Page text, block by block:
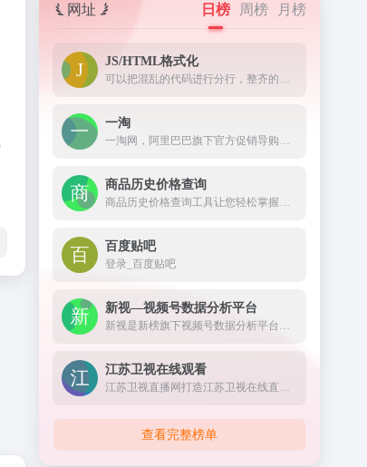
网址 日榜 周榜 月榜
JS/HTML格式化
可以把混乱的代码进行分行，整齐的显示出来。
一淘
一淘网，阿里巴巴旗下官方促销导购平台，通过超高返利、大额红包、超值优惠券等丰富的利益点，为用户提供高性价比的品牌好货，是必不可少的网购省钱利器。
商品历史价格查询
商品历史价格查询工具让您轻松掌握商品的历史价格趋势，辨别商品真假促销，支持淘宝历史价格查询、天猫历史价格查询、京东历史价格查询等，是一款不可多得的购物神器。
百度贴吧
登录_百度贴吧
新视—视频号数据分析平台
新视是新榜旗下视频号数据分析平台，对外发布公众权威的视频号垂类榜单，不仅提供视频号及动态的搜索查找、还提供热门话题及优质脚本等全面数据服务，打通公众号全链路，助力视频号主运营变现。
江苏卫视在线观看
江苏卫视直播网打造江苏卫视在线直播高清观看网络平台,方便在线观看江苏电视台直播节目,更多精彩尽在荔枝网。
查看完整榜单